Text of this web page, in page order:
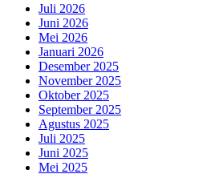
Juli 2026
Juni 2026
Mei 2026
Januari 2026
Desember 2025
November 2025
Oktober 2025
September 2025
Agustus 2025
Juli 2025
Juni 2025
Mei 2025